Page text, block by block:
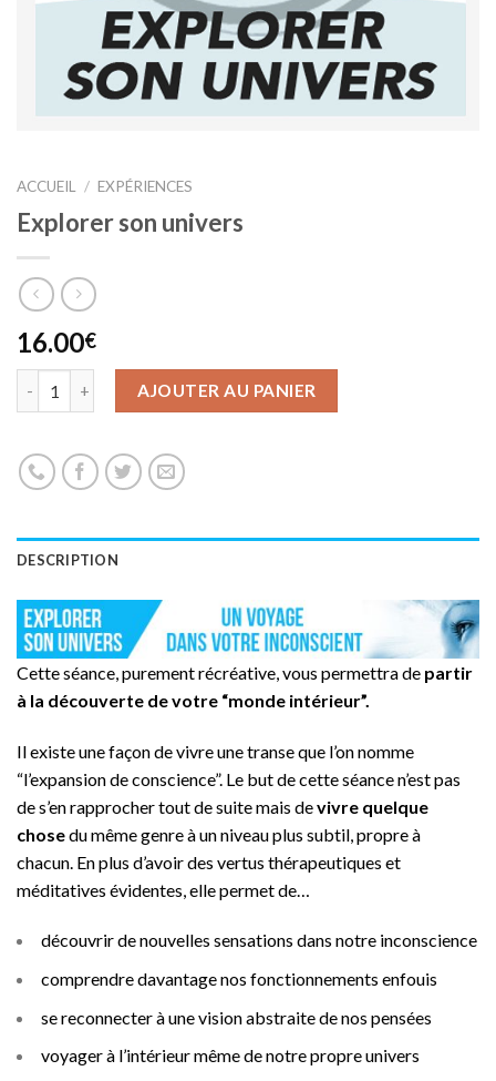
ACCUEIL / EXPÉRIENCES
Explorer son univers
16.00€
AJOUTER AU PANIER
DESCRIPTION
Cette séance, purement récréative, vous permettra de partir
à la découverte de votre “monde intérieur”.
Il existe une façon de vivre une transe que l’on nomme
“l’expansion de conscience”. Le but de cette séance n’est pas
de s’en rapprocher tout de suite mais devivre quelque
chosedu même genre à un niveau plus subtil, propre à
chacun. En plus d’avoir des vertus thérapeutiques et
méditatives évidentes, elle permet de…
découvrir de nouvelles sensations dans notre inconscience
comprendre davantage nos fonctionnements enfouis
se reconnecter à une vision abstraite de nos pensées
voyager à l’intérieur même de notre propre univers